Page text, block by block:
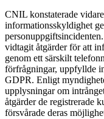
CNIL konstaterade
informationsskyldighet
vidtagit åtgärder för att
genom ett särskilt
förfrågningar, uppfyllde
GDPR. Enligt
upplysningar om
åtgärder de registrerade
försvårade deras